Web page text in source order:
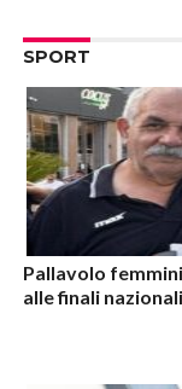
SPORT
Pallavolo
alle finali